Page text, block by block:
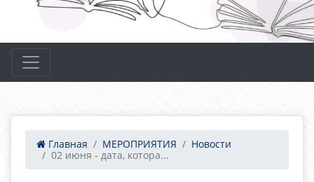
Главная МЕРОПРИЯТИЯ
Новости
02 июня - дата, котора...